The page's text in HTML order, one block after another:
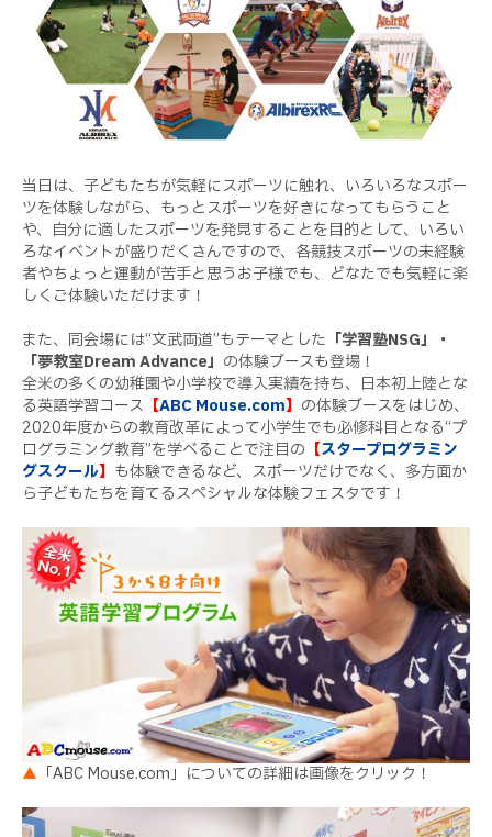
当日は、子どもたちが気軽にスポーツに触れ、いろいろなスポー
ツを体験しながら、もっとスポーツを好きになってもらうこと
や、自分に適したスポーツを発見することを目的として、いろい
ろなイベントが盛りだくさんですので、各競技スポーツの未経験
者やちょっと運動が苦手と思うお子様でも、どなたでも気軽に楽
しくご体験いただけます！
また、同会場には“文武両道”もテーマとした 「学習塾NSG」・
「夢教室Dream Advance」 の体験ブースも登場！
全米の多くの幼稚園や小学校で導入実績を持ち、日本初上陸とな
る英語学習コース 【ABC Mouse.com】 の体験ブースをはじめ、
2020年度からの教育改革によって小学生でも必修科目となる“プ
ログラミング教育”を学べることで注目の 【スタープログラミン
グスクール】 も体験できるなど、スポーツだけでなく、多方面か
ら子どもたちを育てるスペシャルな体験フェスタです！
▲ 「ABC Mouse.com」についての詳細は画像をクリック！